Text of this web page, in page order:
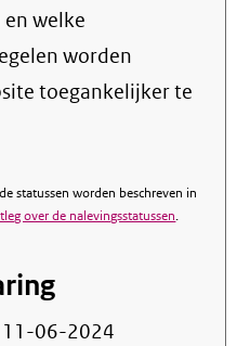
welke
worden
toegankelijker te
statussen worden beschreven in
over de nalevingsstatussen.
11-06-2024